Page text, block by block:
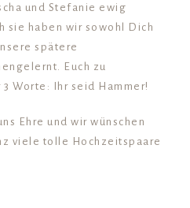
und Stefanie ewig
sie haben wir sowohl Dich
spätere
Euch zu
Worte: Ihr seid Hammer!
Ehre und wir wünschen
viele tolle Hochzeitspaare